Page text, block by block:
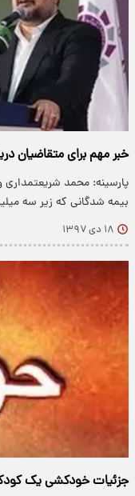
خبر مهم برای متقاضیان
پارسینه: محمد شریعتمداری
بیمه شدگانی که زیر سه
۱۸ دی ۱۳۹۷
جزئیات خودکشی یک کودک ۱۱ ساله در